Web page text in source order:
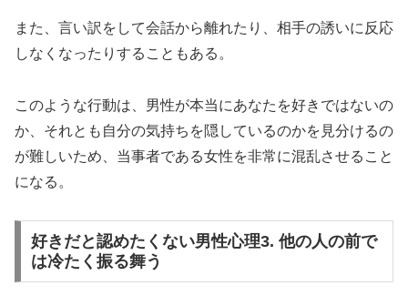
また、言い訳をして会話から離れたり、相手の誘いに反応
しなくなったりすることもある。
このような行動は、男性が本当にあなたを好きではないの
か、それとも自分の気持ちを隠しているのかを見分けるの
が難しいため、当事者である女性を非常に混乱させること
になる。
好きだと認めたくない男性心理3. 他の人の前で
は冷たく振る舞う